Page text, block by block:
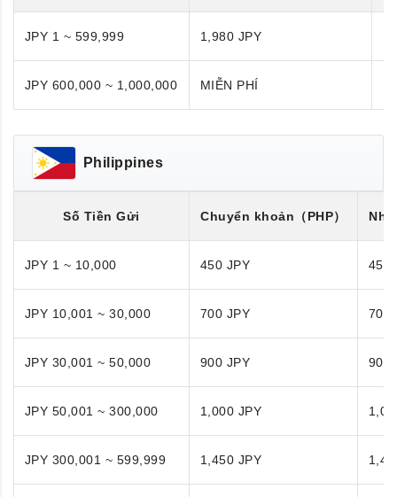
JPY 1 ~ 599,999 1,980 JPY
JPY 600,000 ~ 1,000,000 MIỄN PHÍ
Philippines
Số Tiền Gửi Chuyển khoản （PHP）
JPY 1 ~ 10,000 450 JPY 450
JPY 10,001 ~ 30,000 700 JPY 700
JPY 30,001 ~ 50,000 900 JPY 900
JPY 50,001 ~ 300,000 1,000 JPY
JPY 300,001 ~ 599,999 1,450 JPY